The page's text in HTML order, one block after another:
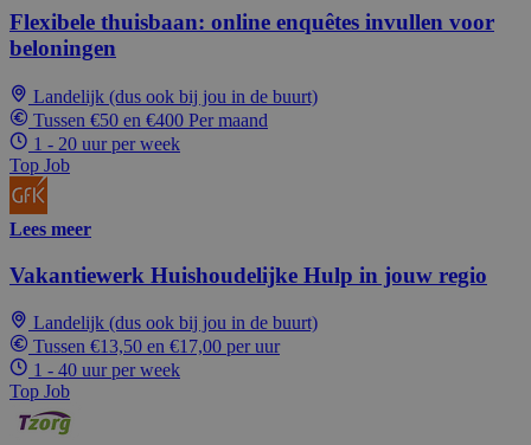
Flexibele thuisbaan: online enquêtes invullen voor
beloningen
Landelijk (dus ook bij jou in de buurt)
Tussen €50 en €400 Per maand
1 - 20 uur per week
Top Job
Lees meer
Vakantiewerk Huishoudelijke Hulp in jouw regio
Landelijk (dus ook bij jou in de buurt)
Tussen €13,50 en €17,00 per uur
1 - 40 uur per week
Top Job